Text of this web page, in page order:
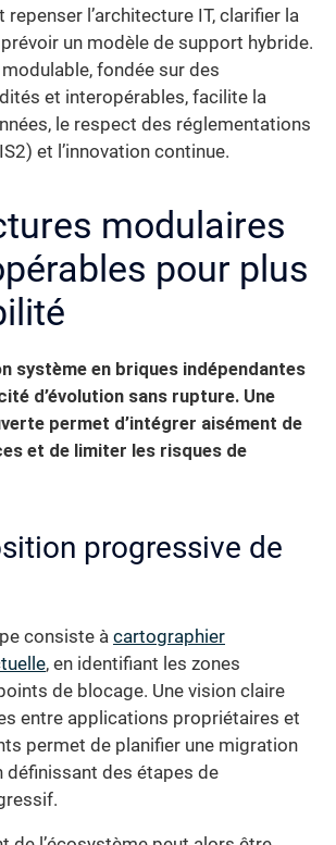
repenser l’architecture IT, clarifier la
un modèle de support hybride.
fondée sur des
et interopérables, facilite la
le respect des réglementations
et l’innovation continue.
modulaires
pour plus
système en briques indépendantes
d’évolution sans rupture. Une
permet d’intégrer aisément de
et de limiter les risques de
progressive de
consiste à cartographier
, en identifiant les zones
de blocage. Une vision claire
entre applications propriétaires et
permet de planifier une migration
définissant des étapes de